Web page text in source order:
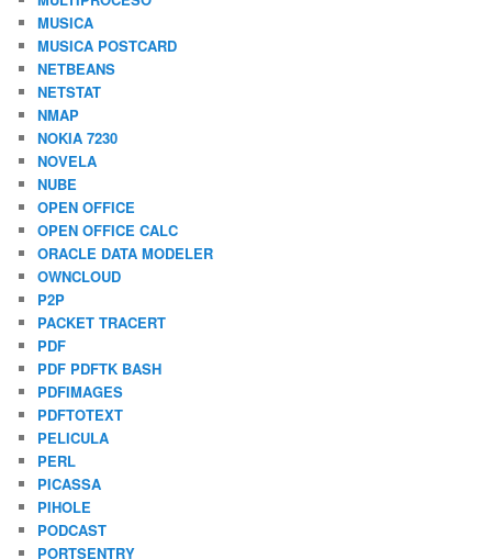
MUSICA
MUSICA POSTCARD
NETBEANS
NETSTAT
NMAP
NOKIA 7230
NOVELA
NUBE
OPEN OFFICE
OPEN OFFICE CALC
ORACLE DATA MODELER
OWNCLOUD
P2P
PACKET TRACERT
PDF
PDF PDFTK BASH
PDFIMAGES
PDFTOTEXT
PELICULA
PERL
PICASSA
PIHOLE
PODCAST
PORTSENTRY